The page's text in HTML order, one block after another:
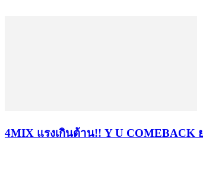
4MIX แรงเกินต้าน!! Y U COMEBACK